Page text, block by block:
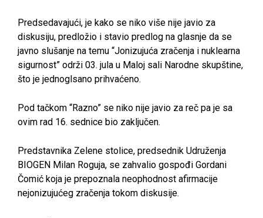
Predsedavajući, je kako se niko više nije javio za
diskusiju, predložio i stavio predlog na glasnje da se
javno slušanje na temu “Jonizujuća zračenja i nuklearna
sigurnost” održi 03. jula u Maloj sali Narodne skupštine,
što je jednoglsano prihvaćeno.
Pod tačkom “Razno” se niko nije javio za reč pa je sa
ovim rad 16. sednice bio zaključen.
Predstavnika Zelene stolice, predsednik Udruženja
BIOGEN Milan Roguja, se zahvalio gospođi Gordani
Čomić koja je prepoznala neophodnost afirmacije
nejonizujućeg zračenja tokom diskusije.